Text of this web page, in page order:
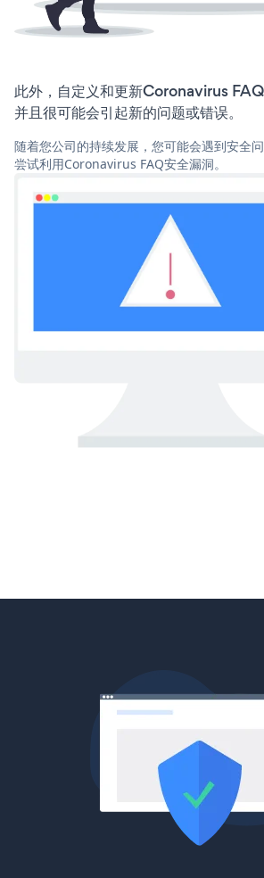
此外，自定义和更新Coronavirus FAQ
并且很可能会引起新的问题或错误。
随着您公司的持续发展，您可能会遇到安全
尝试利用Coronavirus FAQ安全漏洞。